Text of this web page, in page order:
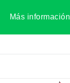
Más información